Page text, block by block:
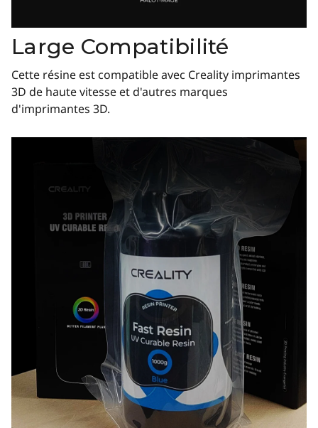
Large Compatibilité
Cette résine est compatible avec Creality imprimantes
3D de haute vitesse et d'autres marques
d'imprimantes 3D.